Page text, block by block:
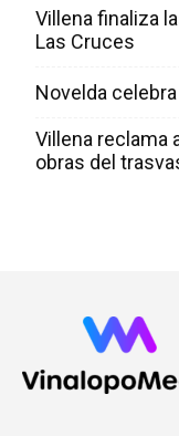
Villena finaliza
Las Cruces
Novelda
Villena reclama
obras del